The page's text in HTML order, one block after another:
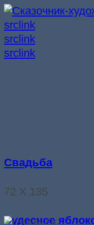
srclink
srclink
srclink
Свадьба
72 Х 135
Чудесное